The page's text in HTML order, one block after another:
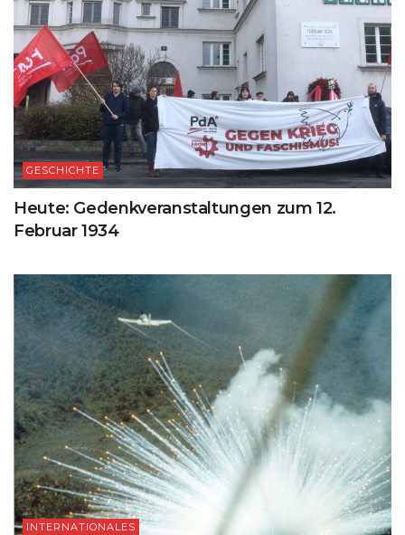
GESCHICHTE
Heute: Gedenkveranstaltungen zum 12.
Februar 1934
INTERNATIONALES